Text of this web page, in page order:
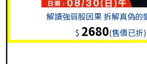
解讀強弱股因果 拆解真偽的
$ 2680(售價已折)